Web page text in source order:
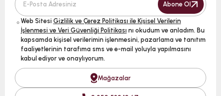
Abone Ol
Web Sitesi Gizlilik ve Çerez Politikası ile Kişisel Verilerin
İşlenmesi ve Veri Güvenliği Politikası nı okudum ve anladım. Bu
kapsamda kişisel verilerimin işlenmesini, pazarlama ve tanıtım
faaliyetlerinin tarafıma sms ve e-mail yoluyla yapılmasını
kabul ediyor ve onaylıyorum.
Mağazalar